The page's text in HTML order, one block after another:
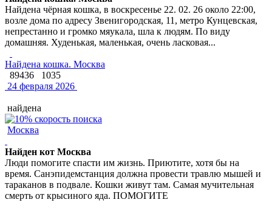
Найдена чёрная кошка, в воскресенье 22. 02. 26 около 22:00,
возле дома по адресу Звенигородская, 11, метро Кунцевская,
непрестанно и громко мяукала, шла к людям. По виду
домашняя. Худенькая, маленькая, очень ласковая...
Найдена кошка. Москва
89436
1035
24 февраля 2026
найдена
Москва
Найден кот Москва
Люди помогите спасти им жизнь. Приютите, хотя бы на
время. Санэпидемстанция должна провести травлю мышей и
тараканов в подвале. Кошки живут там. Самая мучительная
смерть от крысиного яда. ПОМОГИТЕ